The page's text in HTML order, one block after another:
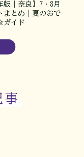
版｜奈良】7・8月
まとめ｜夏のおで
ガイド
事